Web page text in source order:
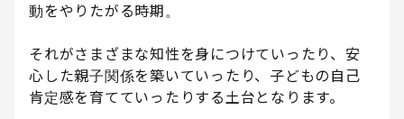
動をやりたがる時期。
それがさまざまな知性を身につけていったり、安
心した親子関係を築いていったり、子どもの自己
肯定感を育てていったりする土台となります。